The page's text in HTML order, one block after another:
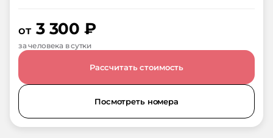
от 3 300 ₽
за человека в сутки
Рассчитать стоимость
Посмотреть номера